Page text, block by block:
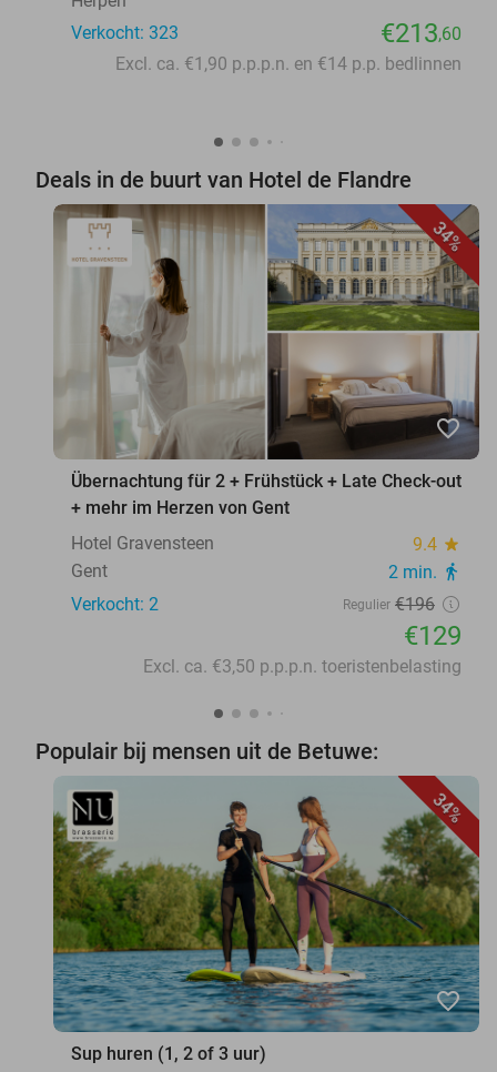
Verkocht: 323
€213,60
Excl. ca. €1,90 p.p.p.n. en €14 p.p. bedlinnen
Deals in de buurt van Hotel de Flandre
34%
favorite_border
Übernachtung für 2 + Frühstück + Late Check-out
+ mehr im Herzen von Gent
Hotel Gravensteen
9.4 star
Gent 2 min. directions_walk
Verkocht: 2 Regulier €196
€129
Excl. ca. €3,50 p.p.p.n. toeristenbelasting
Populair bij mensen uit de Betuwe:
34%
favorite_border
Sup huren (1, 2 of 3 uur)